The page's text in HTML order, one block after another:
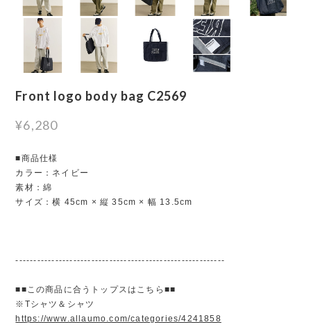
Front logo body bag C2569
¥6,280
■商品仕様
カラー：ネイビー
素材：綿
サイズ：横 45cm × 縦 35cm × 幅 13.5cm
----------------------------------------------------------
■■この商品に合うトップスはこちら■■
※Tシャツ＆シャツ
https://www.allaumo.com/categories/4241858